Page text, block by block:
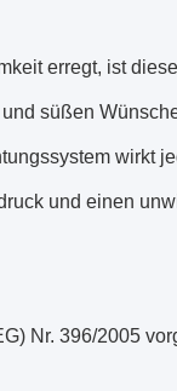
erregt, ist
süßen
wirkt
und einen
Nr. 396/2005